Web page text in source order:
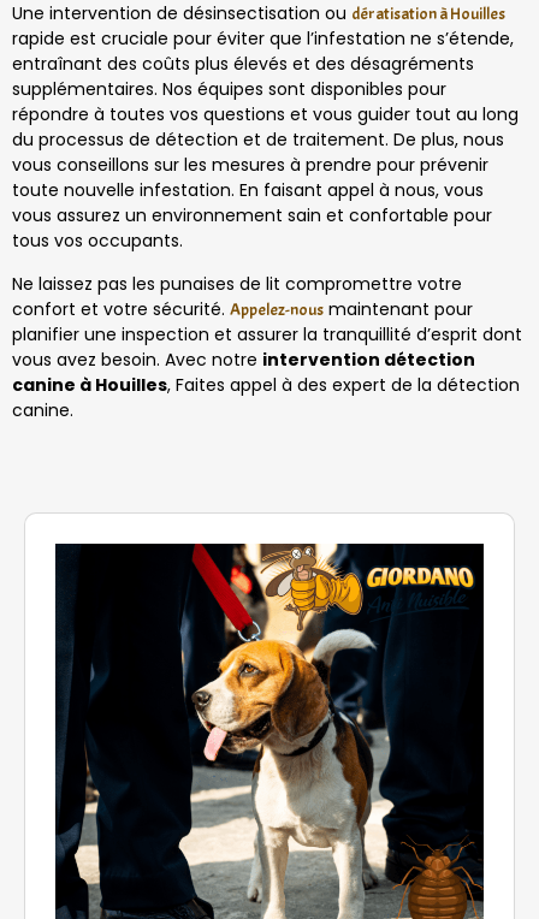
Une intervention de désinsectisation ou dératisation à Houilles
rapide est cruciale pour éviter que l’infestation ne s’étende,
entraînant des coûts plus élevés et des désagréments
supplémentaires. Nos équipes sont disponibles pour
répondre à toutes vos questions et vous guider tout au long
du processus de détection et de traitement. De plus, nous
vous conseillons sur les mesures à prendre pour prévenir
toute nouvelle infestation. En faisant appel à nous, vous
vous assurez un environnement sain et confortable pour
tous vos occupants.
Ne laissez pas les punaises de lit compromettre votre
confort et votre sécurité. Appelez-nous maintenant pour
planifier une inspection et assurer la tranquillité d’esprit dont
vous avez besoin. Avec notre intervention détection
canine à Houilles, Faites appel à des expert de la détection
canine.